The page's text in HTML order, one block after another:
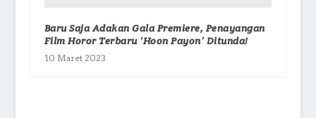
Baru Saja Adakan Gala Premiere, Penayangan
Film Horor Terbaru ‘Hoon Payon’ Ditunda!
10 Maret 2023